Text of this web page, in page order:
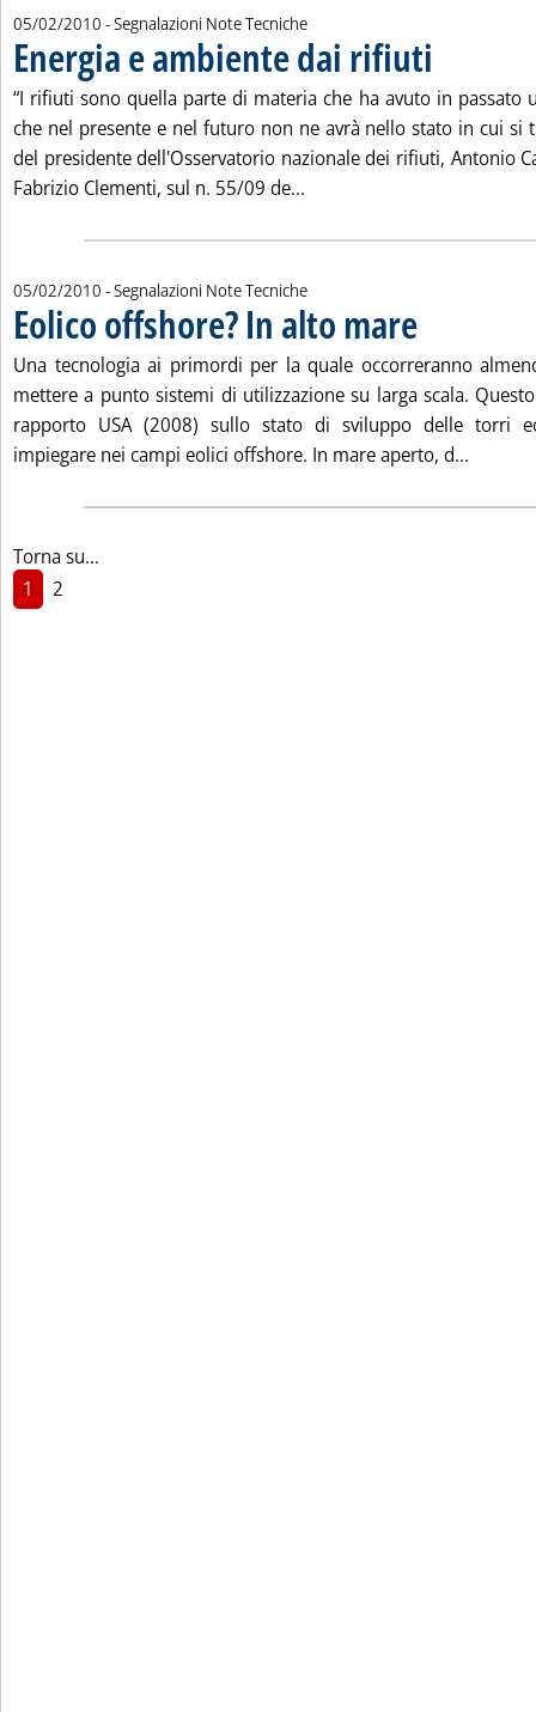
05/02/2010 - Segnalazioni Note Tecniche
Energia e ambiente dai rifiuti
“I rifiuti sono quella parte di materia che ha avuto in passato
che nel presente e nel futuro non ne avrà nello stato in cui si
del presidente dell'Osservatorio nazionale dei rifiuti, Antonio
Fabrizio Clementi, sul n. 55/09 de...
05/02/2010 - Segnalazioni Note Tecniche
Eolico offshore? In alto mare
Una tecnologia ai primordi per la quale occorreranno
mettere a punto sistemi di utilizzazione su larga scala.
rapporto USA (2008) sullo stato di sviluppo delle torri
impiegare nei campi eolici offshore. In mare aperto, d...
Torna su...
1
2